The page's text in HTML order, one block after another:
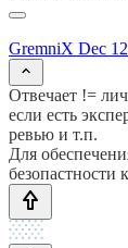
GremniX Dec
Отвечает !=
если есть
ревью и т.п.
Для
безопастности